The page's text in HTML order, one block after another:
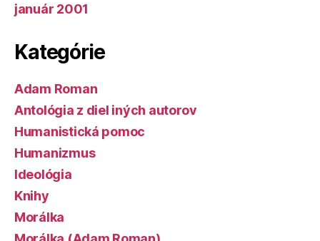
január 2001
Kategórie
Adam Roman
Antológia z diel iných autorov
Humanistická pomoc
Humanizmus
Ideológia
Knihy
Morálka